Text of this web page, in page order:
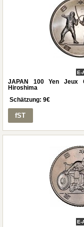
E-
JAPAN 100 Yen Jeux
Hiroshima
Schätzung: 9€
fST
E-